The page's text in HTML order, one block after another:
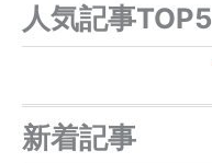
人気記事TOP5
新着記事